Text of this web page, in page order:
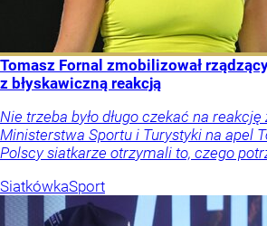
Tomasz Fornal zmobilizował
z błyskawiczną reakcją
Nie trzeba było długo czekać na
Ministerstwa Sportu i Turystyki na apel
Polscy siatkarze otrzymali to, czego
SiatkówkaSport